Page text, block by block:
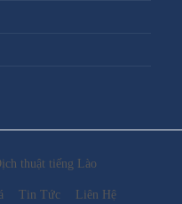
thuật tiếng Lào
Tin Tức Liên Hệ